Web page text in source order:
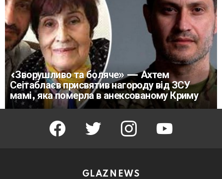
«Зворушливо та боляче» — Ахтем
Сеітаблаєв присвятив нагороду від ЗСУ
мамі, яка померла в анексованому Криму
facebook twitter instagram youtube
GLAZNEWS